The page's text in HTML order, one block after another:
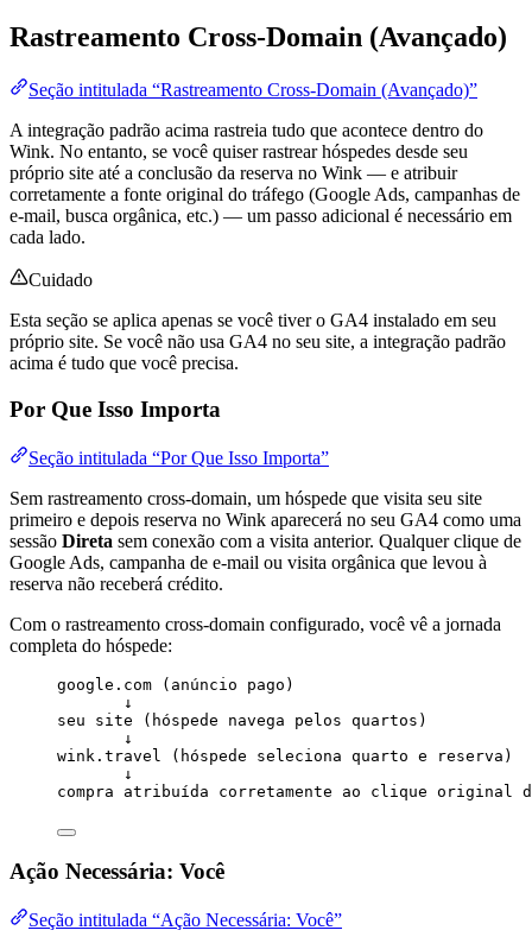
Rastreamento Cross-Domain (Avançado)
Seção intitulada “Rastreamento Cross-Domain (Avançado)”
A integração padrão acima rastreia tudo que acontece dentro do
Wink. No entanto, se você quiser rastrear hóspedes desde seu
próprio site até a conclusão da reserva no Wink — e atribuir
corretamente a fonte original do tráfego (Google Ads, campanhas de
e-mail, busca orgânica, etc.) — um passo adicional é necessário em
cada lado.
Cuidado
Esta seção se aplica apenas se você tiver o GA4 instalado em seu
próprio site. Se você não usa GA4 no seu site, a integração padrão
acima é tudo que você precisa.
Por Que Isso Importa
Seção intitulada “Por Que Isso Importa”
Sem rastreamento cross-domain, um hóspede que visita seu site
primeiro e depois reserva no Wink aparecerá no seu GA4 como uma
sessão Direta sem conexão com a visita anterior. Qualquer clique de
Google Ads, campanha de e-mail ou visita orgânica que levou à
reserva não receberá crédito.
Com o rastreamento cross-domain configurado, você vê a jornada
completa do hóspede:
google.com (anúncio pago)
↓
seu site (hóspede navega pelos quartos)
↓
wink.travel (hóspede seleciona quarto e reserva)
↓
compra atribuída corretamente ao clique original
Ação Necessária: Você
Seção intitulada “Ação Necessária: Você”